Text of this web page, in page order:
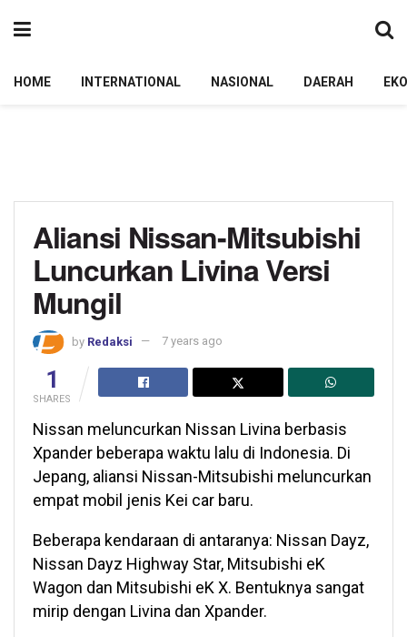
HOME INTERNATIONAL NASIONAL DAERAH
Aliansi Nissan-Mitsubishi
Luncurkan Livina Versi
Mungil
by Redaksi 7 years ago
1
SHARES
Nissan meluncurkan Nissan Livina berbasis
Xpander beberapa waktu lalu di Indonesia. Di
Jepang, aliansi Nissan-Mitsubishi meluncurkan
empat mobil jenis Kei car baru.
Beberapa kendaraan di antaranya: Nissan Dayz,
Nissan Dayz Highway Star, Mitsubishi eK
Wagon dan Mitsubishi eK X. Bentuknya sangat
mirip dengan Livina dan Xpander.